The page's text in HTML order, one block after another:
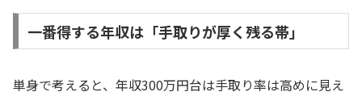
一番得する年収は「手取りが厚く残る帯」
単身で考えると、年収300万円台は手取り率は高めに見え